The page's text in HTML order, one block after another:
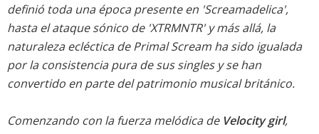
definió toda una época presente en 'Screamadelica',
hasta el ataque sónico de 'XTRMNTR' y más allá, la
naturaleza ecléctica de Primal Scream ha sido igualada
por la consistencia pura de sus singles y se han
convertido en parte del patrimonio musical británico.
Comenzando con la fuerza melódica de Velocity girl,